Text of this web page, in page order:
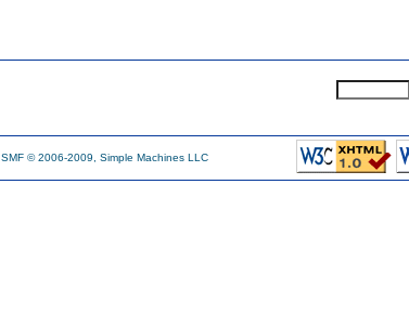
SMF © 2006-2009, Simple Machines LLC